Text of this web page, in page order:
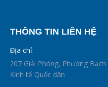
THÔNG TIN LIÊN HỆ
Địa chỉ:
207 Giải Phóng, Phường
Kinh tế Quốc dân